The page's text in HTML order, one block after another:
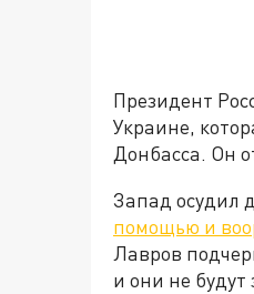
Президент
Украине,
Донбасса. Он
Запад осудил
помощью и
Лавров
и они не